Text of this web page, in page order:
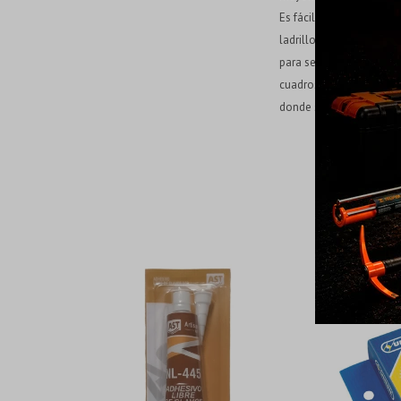
Es fácil de aplicar y
ladrillo, piedra natural
para sellar huecos y
cuadros y porcelana;
donde se agrietan los